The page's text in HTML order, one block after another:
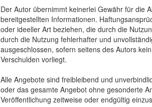
Der Autor übernimmt keinerlei Gewähr für die
bereitgestellten Informationen.
oder ideeller Art beziehen, die durch die
durch die Nutzung fehlerhafter und
ausgeschlossen, sofern seitens des Autors
Verschulden vorliegt.
Alle Angebote sind freibleibend und
oder das gesamte Angebot ohne gesonderte
Veröffentlichung zeitweise oder endgültig